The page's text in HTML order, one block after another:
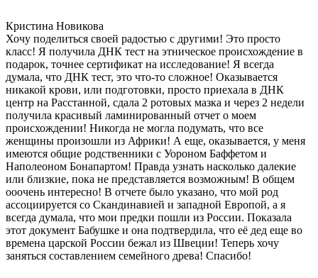
Кристина Новикова
Хочу поделиться своей радостью с другими! Это просто
класс! Я получила ДНК тест на этническое происхождение в
подарок, точнее сертификат на исследование! Я всегда
думала, что ДНК тест, это что-то сложное! Оказывается
никакой крови, или подготовки, просто приехала в ДНК
центр на Расстанной, сдала 2 ротовых мазка и через 2 недели
получила красивый ламинированный отчет о моем
происхождении! Никогда не могла подумать, что все
женщины произошли из Африки! А еще, оказывается, у меня
имеются общие родственники с Уороном Баффетом и
Наполеоном Бонапартом! Правда узнать насколько далекие
или близкие, пока не представляется возможным! В общем
ооочень интересно! В отчете было указано, что мой род
ассоциируется со Скандинавией и западной Европой, а я
всегда думала, что мои предки пошли из России. Показала
этот документ Бабушке и она подтвердила, что её дед еще во
времена царской России бежал из Швеции! Теперь хочу
заняться составлением семейного древа! Спасибо!